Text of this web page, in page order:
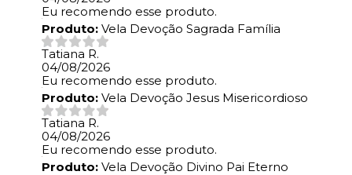
Eu recomendo esse produto.
Produto: Vela Devoção Sagrada Família
Tatiana R.
04/08/2026
Eu recomendo esse produto.
Produto: Vela Devoção Jesus Misericordioso
Tatiana R.
04/08/2026
Eu recomendo esse produto.
Produto: Vela Devoção Divino Pai Eterno